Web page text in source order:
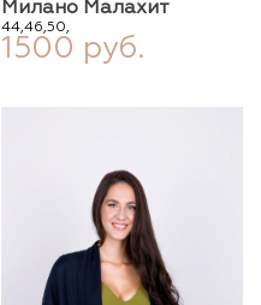
Милано Малахит
44,46,50,
1500 руб.